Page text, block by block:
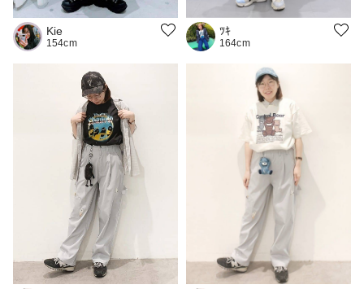
Kie
154cm
ﾂｷ
164cm